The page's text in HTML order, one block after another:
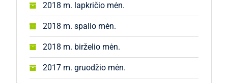
2018 m. lapkričio mėn.
2018 m. spalio mėn.
2018 m. birželio mėn.
2017 m. gruodžio mėn.